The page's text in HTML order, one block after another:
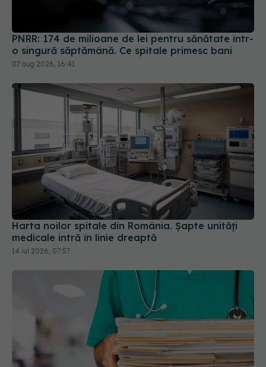
PNRR: 174 de milioane de lei pentru sănătate într-
o singură săptămână. Ce spitale primesc bani
07 aug 2026, 16:41
Harta noilor spitale din România. Șapte unități
medicale intră în linie dreaptă
14 iul 2026, 07:57